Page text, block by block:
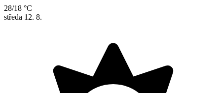
28/18 °C
středa 12. 8.